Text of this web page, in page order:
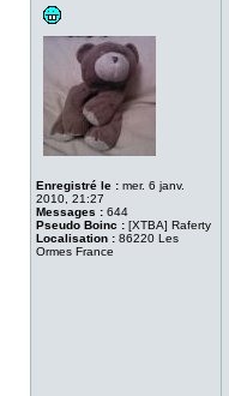
Enregistré le : mer. 6 janv.
2010, 21:27
Messages : 644
Pseudo Boinc : [XTBA] Raferty
Localisation : 86220 Les
Ormes France